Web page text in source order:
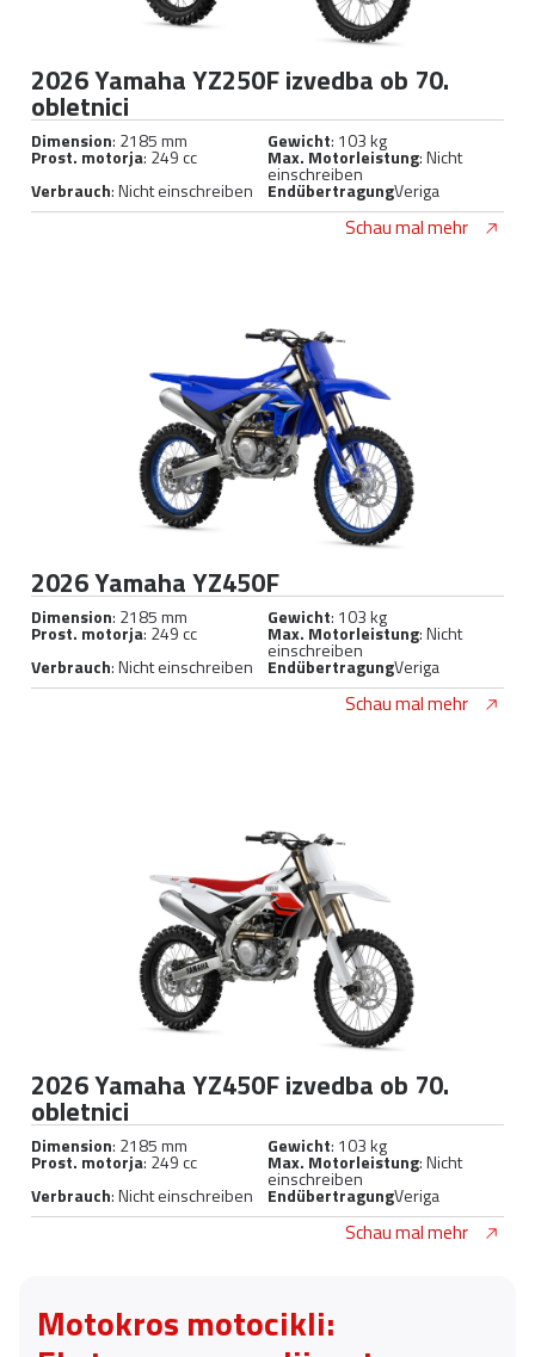
2026 Yamaha YZ250F izvedba ob 70.
obletnici
Dimension: 2185 mm Gewicht: 103 kg
Prost. motorja: 249 cc Max. Motorleistung: Nicht
einschreiben
Verbrauch: Nicht einschreiben EndübertragungVeriga
Schau mal mehr
2026 Yamaha YZ450F
Dimension: 2185 mm Gewicht: 103 kg
Prost. motorja: 249 cc Max. Motorleistung: Nicht
einschreiben
Verbrauch: Nicht einschreiben EndübertragungVeriga
Schau mal mehr
2026 Yamaha YZ450F izvedba ob 70.
obletnici
Dimension: 2185 mm Gewicht: 103 kg
Prost. motorja: 249 cc Max. Motorleistung: Nicht
einschreiben
Verbrauch: Nicht einschreiben EndübertragungVeriga
Schau mal mehr
Motokros motocikli: